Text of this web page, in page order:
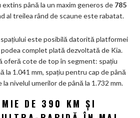
până la un maxim generos de 785
al treilea rând de scaune este rabatat.
este posibilă datorită platformei
complet plată dezvoltată de Kia.
oferă cote de top în segment: spațiu
la 1.041 mm, spațiu pentru cap de până
la nivelul umerilor de până la 1.732 mm.
DE 390 KM ȘI